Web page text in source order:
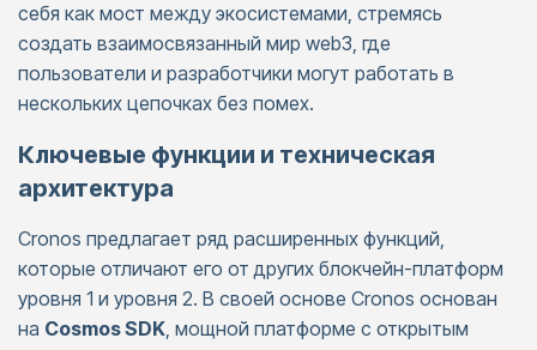
себя как мост между экосистемами, стремясь
создать взаимосвязанный мир web3, где
пользователи и разработчики могут работать в
нескольких цепочках без помех.
Ключевые функции и техническая
архитектура
Cronos предлагает ряд расширенных функций,
которые отличают его от других блокчейн-платформ
уровня 1 и уровня 2. В своей основе Cronos основан
на Cosmos SDK, мощной платформе с открытым